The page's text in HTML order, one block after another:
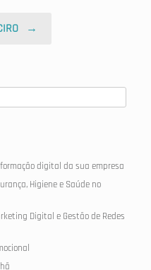
→
digital da sua empresa
Higiene e Saúde no
Digital e Gestão de Redes